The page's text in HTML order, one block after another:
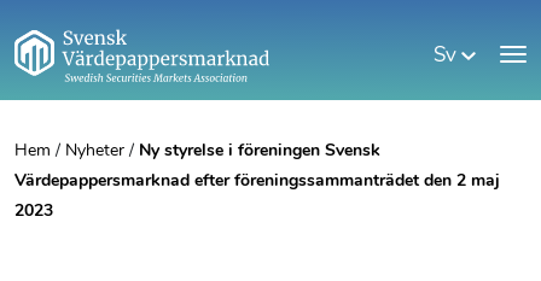
Sv
Hem / Nyheter / Ny styrelse i föreningen Svensk
Värdepappersmarknad efter föreningssammanträdet den 2 maj
2023